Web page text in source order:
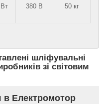
380 В 50 кг
шліфувальні
зі світовим
в Електромотор